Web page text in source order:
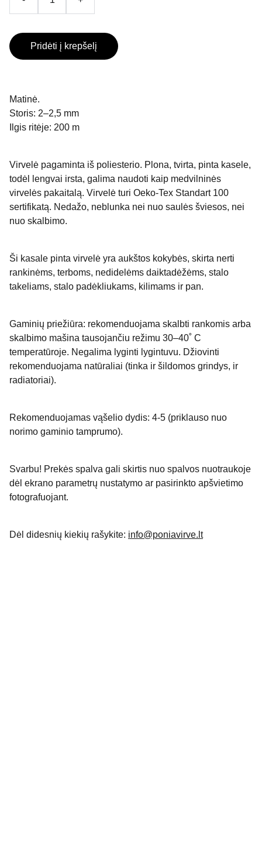
Pridėti į krepšelį
Matinė.
Storis: 2–2,5 mm
Ilgis ritėje: 200 m
Virvelė pagaminta iš poliesterio. Plona, tvirta, pinta kasele,
todėl lengvai irsta, galima naudoti kaip medvilninės
virvelės pakaitalą. Virvelė turi Oeko-Tex Standart 100
sertifikatą. Nedažo, neblunka nei nuo saulės šviesos, nei
nuo skalbimo.
Ši kasale pinta virvelė yra aukštos kokybės, skirta nerti
rankinėms, terboms, nedidelėms daiktadėžėms, stalo
takeliams, stalo padėkliukams, kilimams ir pan.
Gaminių priežiūra: rekomenduojama skalbti rankomis arba
skalbimo mašina tausojančiu režimu 30–40˚ C
temperatūroje. Negalima lyginti lygintuvu. Džiovinti
rekomenduojama natūraliai (tinka ir šildomos grindys, ir
radiatoriai).
Rekomenduojamas vąšelio dydis: 4-5 (priklauso nuo
norimo gaminio tamprumo).
Svarbu! Prekės spalva gali skirtis nuo spalvos nuotraukoje
dėl ekrano parametrų nustatymo ar pasirinkto apšvietimo
fotografuojant.
Dėl didesnių kiekių rašykite: info@poniavirve.lt